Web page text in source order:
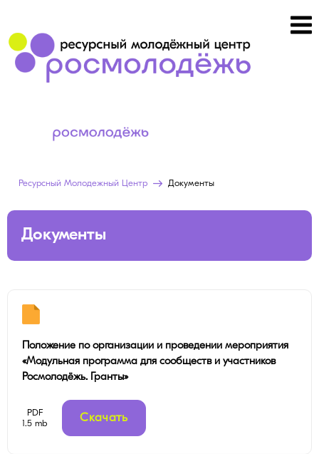
Ресурсный Молодежный Центр Документы
Документы
Положение по организации и проведении мероприятия
«Модульная программа для сообществ и участников
Росмолодёжь. Гранты»
PDF
1.5 mb
Скачать